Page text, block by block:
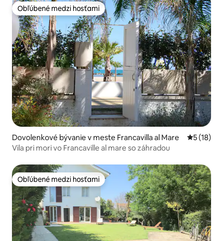
Obľúbené medzi hosťami
Obľúbené medzi hosťami
Dovolenkové bývanie v meste Francavilla al Mare
5 (18)
Vila pri mori vo Francaville al mare so záhradou
Obľúbené medzi hosťami
Obľúbené medzi hosťami